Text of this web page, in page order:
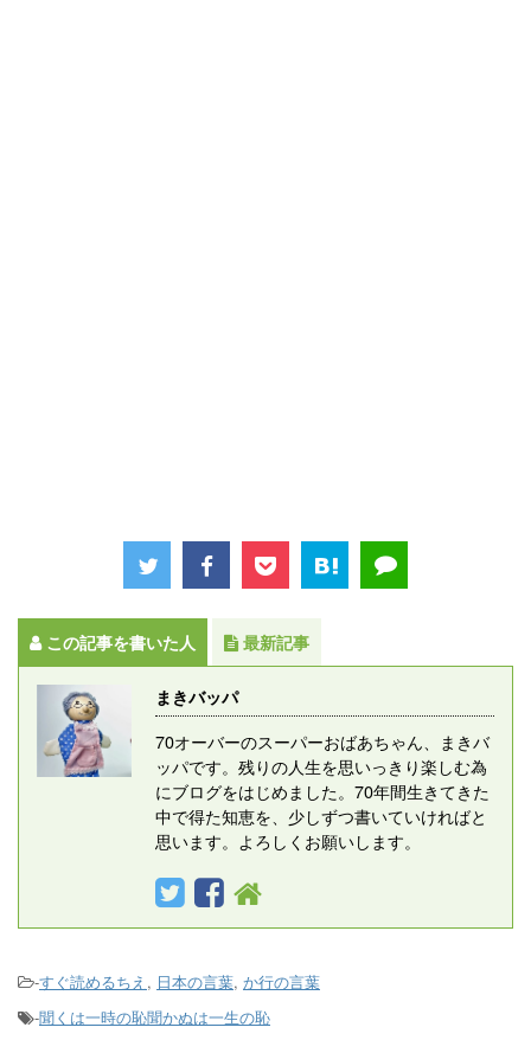
この記事を書いた人 最新記事
まきバッパ
70オーバーのスーパーおばあちゃん、まきバ
ッパです。残りの人生を思いっきり楽しむ為
にブログをはじめました。70年間生きてきた
中で得た知恵を、少しずつ書いていければと
思います。よろしくお願いします。
-すぐ読めるちえ , 日本の言葉, か行の言葉
-聞くは一時の恥聞かぬは一生の恥